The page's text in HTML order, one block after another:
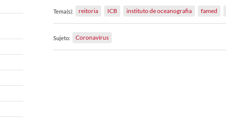
Tema(s): reitoria ICB instituto de oceanografia famed
Sujeto: Coronavírus